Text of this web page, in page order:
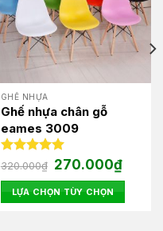
GHẾ NHỰA
Ghế nhựa chân gỗ
eames 3009
Được xếp
5.00
5 sao
320.000₫ Giá
gốc
là:
320.000₫.
270.000₫Giá
hiện
tại
là:
LỰA CHỌN TÙY CHỌN